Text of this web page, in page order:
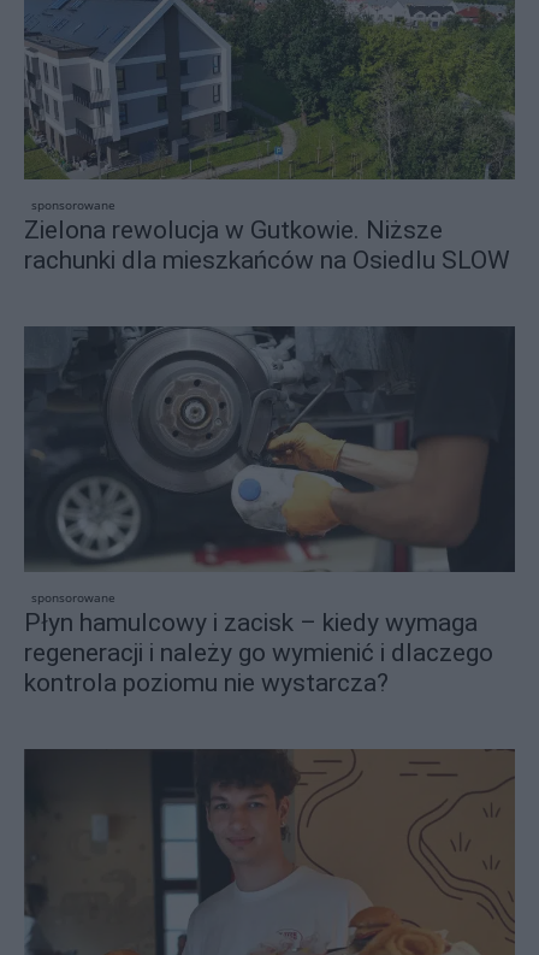
sponsorowane
Zielona rewolucja w Gutkowie. Niższe
rachunki dla mieszkańców na Osiedlu SLOW
sponsorowane
Płyn hamulcowy i zacisk – kiedy wymaga
regeneracji i należy go wymienić i dlaczego
kontrola poziomu nie wystarcza?